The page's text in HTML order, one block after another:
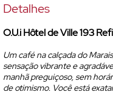
Detalhes
O.U.i Hôtel de Ville 193
Um café na calçada do
sensação vibrante e
manhã preguiçoso, sem
de otimismo. Você está